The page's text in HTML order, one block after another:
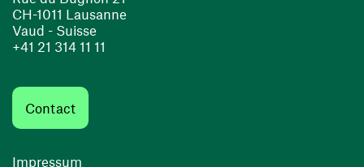
CH-1011 Lausanne
Vaud - Suisse
+41 21 314 11 11
Contact
Impressum